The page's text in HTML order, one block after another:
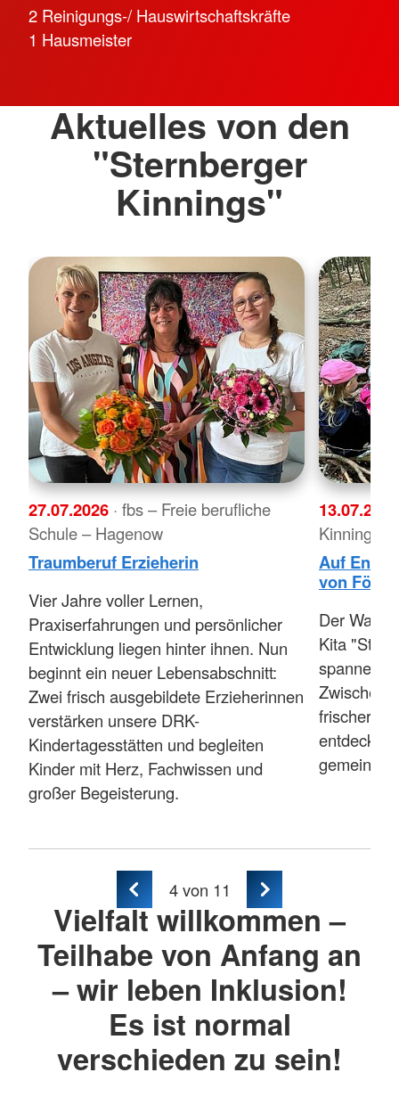
2 Reinigungs-/ Hauswirtschaftskräfte
1 Hausmeister
Aktuelles von den
"Sternberger
Kinnings"
27.07.2026 · fbs – Freie berufliche
Schule – Hagenow
Traumberuf Erzieherin
Vier Jahre voller Lernen,
Praxiserfahrungen und persönlicher
Entwicklung liegen hinter ihnen. Nun
beginnt ein neuer Lebensabschnitt:
Zwei frisch ausgebildete Erzieherinnen
verstärken unsere DRK-
Kindertagesstätten und begleiten
Kinder mit Herz, Fachwissen und
großer Begeisterung.
Kinnings"
Auf
von
Der Wald
Kita
Zwischen
frischer
4von 11
Vielfalt willkommen –
Teilhabe von Anfang an
– wir leben Inklusion!
Es ist normal
verschieden zu sein!